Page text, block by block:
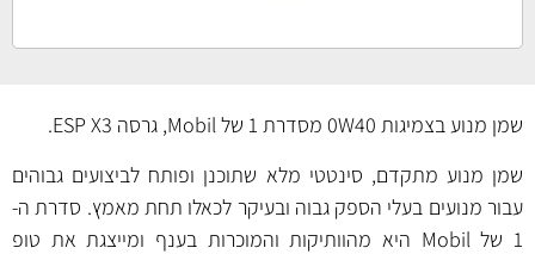
שמן מנוע בצמיגות 0W40 מסדרת 1 של Mobil, גרסה ESP X3.
שמן מנוע מתקדם, סינטטי מלא שתוכנן ופותח לביצועים גבוהים
עבור מנועים בעלי הספק גבוה ובעיקר לכאלו תחת מאמץ. סדרת ה-
1 של Mobil היא מהוותיקות והמוכרות בענף ומייצגת את טופ